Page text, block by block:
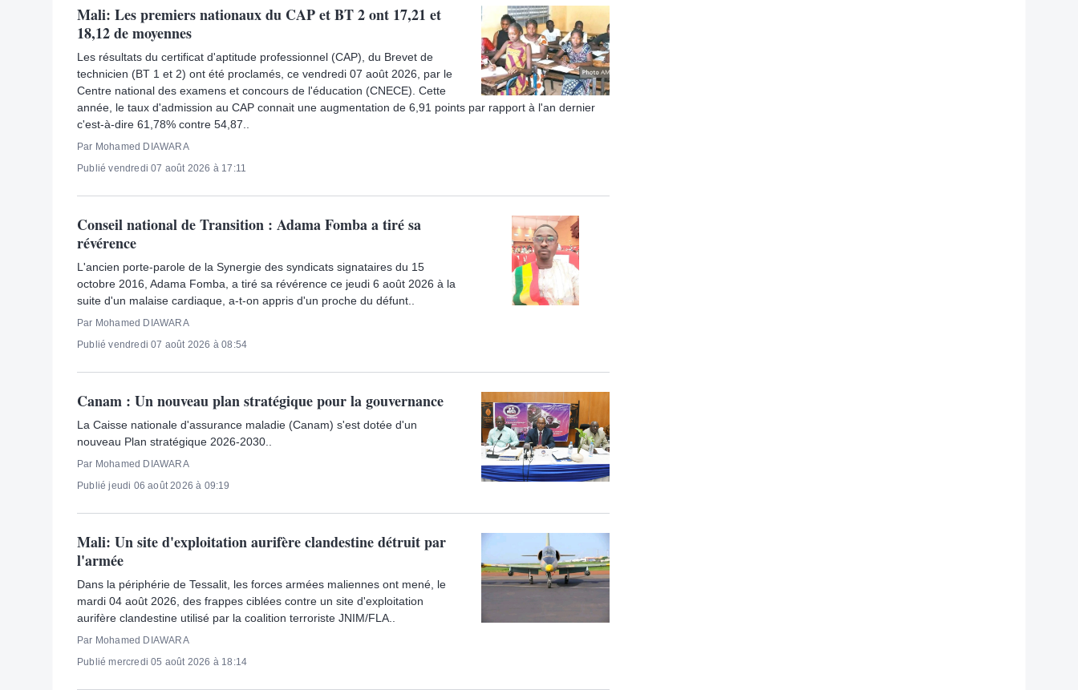
Mali: Les premiers nationaux du CAP et BT 2 ont 17,21 et
18,12 de moyennes
Les résultats du certificat d'aptitude professionnel (CAP), du Brevet de
technicien (BT 1 et 2) ont été proclamés, ce vendredi 07 août 2026, par le
Centre national des examens et concours de l'éducation (CNECE). Cette
année, le taux d'admission au CAP connait une augmentation de 6,91 points par rapport à l'an dernier
c'est-à-dire 61,78% contre 54,87..
Par Mohamed DIAWARA
Publié vendredi 07 août 2026 à 17:11
Conseil national de Transition : Adama Fomba a tiré sa
révérence
L'ancien porte-parole de la Synergie des syndicats signataires du 15
octobre 2016, Adama Fomba, a tiré sa révérence ce jeudi 6 août 2026 à la
suite d'un malaise cardiaque, a-t-on appris d'un proche du défunt..
Par Mohamed DIAWARA
Publié vendredi 07 août 2026 à 08:54
Canam : Un nouveau plan stratégique pour la gouvernance
La Caisse nationale d'assurance maladie (Canam) s'est dotée d'un
nouveau Plan stratégique 2026-2030..
Par Mohamed DIAWARA
Publié jeudi 06 août 2026 à 09:19
Mali: Un site d'exploitation aurifère clandestine détruit par
l'armée
Dans la périphérie de Tessalit, les forces armées maliennes ont mené, le
mardi 04 août 2026, des frappes ciblées contre un site d'exploitation
aurifère clandestine utilisé par la coalition terroriste JNIM/FLA..
Par Mohamed DIAWARA
Publié mercredi 05 août 2026 à 18:14